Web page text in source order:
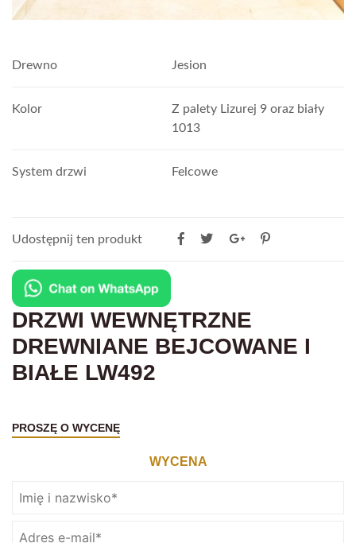
Drewno Jesion
Kolor
Z palety Lizurej 9 oraz biały
1013
System drzwi Felcowe
Udostępnij ten produkt
DRZWI WEWNĘTRZNE
DREWNIANE BEJCOWANE I
BIAŁE LW492
PROSZĘ O WYCENĘ
WYCENA